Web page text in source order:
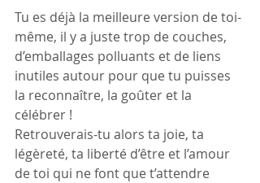
Tu es déjà la meilleure version de toi-
même, il y a juste trop de couches,
d’emballages polluants et de liens
inutiles autour pour que tu puisses
la reconnaître, la goûter et la
célébrer !
Retrouverais-tu alors ta joie, ta
légèreté, ta liberté d’être et l’amour
de toi qui ne font que t’attendre